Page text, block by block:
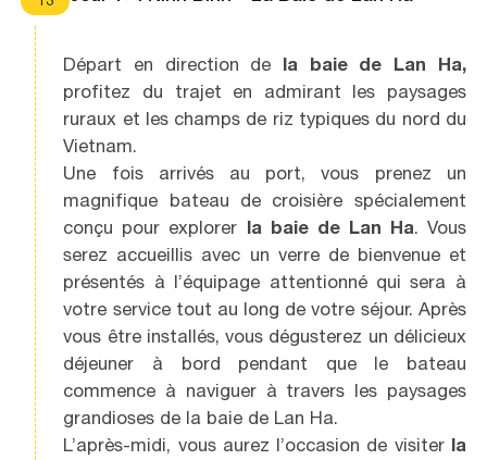
Départ en direction de la baie de Lan Ha,
profitez du trajet en admirant les paysages
ruraux et les champs de riz typiques du nord du
Vietnam.
Une fois arrivés au port, vous prenez un
magnifique bateau de croisière spécialement
conçu pour explorer la baie de Lan Ha. Vous
serez accueillis avec un verre de bienvenue et
présentés à l’équipage attentionné qui sera à
votre service tout au long de votre séjour. Après
vous être installés, vous dégusterez un délicieux
déjeuner à bord pendant que le bateau
commence à naviguer à travers les paysages
grandioses de la baie de Lan Ha.
L’après-midi, vous aurez l’occasion de visiter la